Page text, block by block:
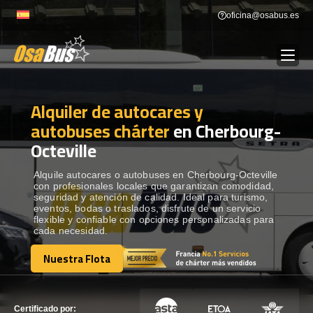
to
oficina@osabus.es
ALQUILER DE AUTOCARES
DESTINOS Show dropdown
RECORRIDAS Show dropdown
FLOTA
Alquiler de autocares y
autobuses chárteren Cherbourg-
Octeville
Alquile autocares o autobuses en Cherbourg-Octeville
con profesionales locales que garantizan comodidad,
seguridad y atención de calidad. Ideal para turismo,
eventos, bodas o traslados, disfrute de un servicio
flexible y confiable con opciones personalizadas para
cada necesidad.
Nuestra Flota
Nuestra Flota
Certificado por: